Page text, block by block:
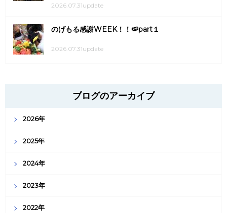
2026.07.31update
のげもる感謝WEEK！！🍉part１
2026.07.31update
ブログのアーカイブ
2026年
2025年
2024年
2023年
2022年